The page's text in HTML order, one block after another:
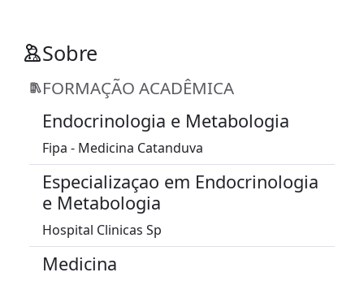
Sobre
FORMAÇÃO ACADÊMICA
Endocrinologia e Metabologia
Fipa - Medicina Catanduva
Especializaçao em Endocrinologia
e Metabologia
Hospital Clinicas Sp
Medicina